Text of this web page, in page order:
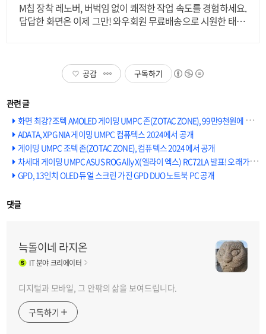
M칩 장착 레노버, 버벅임 없이 쾌적한 작업 속도를 경험하세요.
답답한 화면은 이제 그만! 와우회원 무료배송으로 시원한 태블
공감 구독하기
화면 최강? 조텍 AMOLED 게이밍 UMPC 존(ZOTAC ZONE), 99만9천원에 사전예약 시작
ADATA, XPG NIA 게이밍 UMPC 컴퓨텍스 2024에서 공개
게이밍 UMPC 조텍 존(ZOTAC ZONE), 컴퓨텍스 2024에서 공개
차세대 게이밍 UMPC ASUS ROG Ally X(엘라이 엑스) RC72LA 발표! 오래가고 까매졌지만 업그레이드할 필요 있을까?
GPD, 13인치 OLED 듀얼 스크린 가진 GPD DUO 노트북 PC 공개
댓글
늑돌이네 라지온
IT분야 크리에이터
디지털과 모바일, 그 안팎의 삶을 보여드립니다.
구독하기